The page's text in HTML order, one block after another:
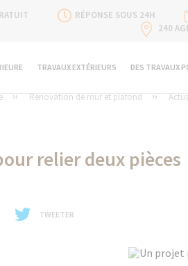
RÉPONSE SOUS 24H
240
TRAVAUX EXTÉRIEURS DES TRAVAUX
Rénovation de mur et plafond
relier deux pièces
TWEETER